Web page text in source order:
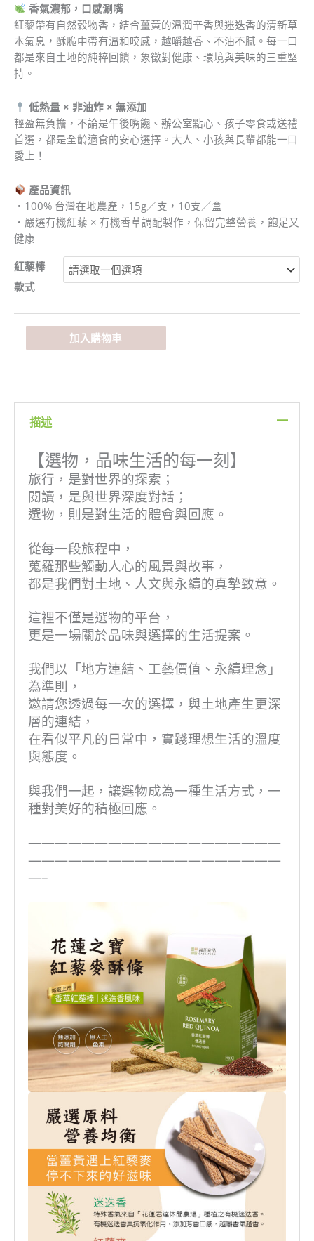
香氣濃郁，口感涮嘴
紅藜帶有自然穀物香，結合薑黃的溫潤辛香與迷迭香的清新草
本氣息，酥脆中帶有溫和咬感，越嚼越香、不油不膩。每一口
都是來自土地的純粹回饋，象徵對健康、環境與美味的三重堅
持。
低熱量 × 非油炸 × 無添加
輕盈無負擔，不論是午後嘴饞、辦公室點心、孩子零食或送禮
首選，都是全齡適食的安心選擇。大人、小孩與長輩都能一口
愛上！
產品資訊
・100% 台灣在地農產，15g／支，10支／盒
・嚴選有機紅藜 × 有機香草調配製作，保留完整營養，飽足又
健康
紅藜棒
款式
入
組
（免
運
費）
量
加入購物車
描述
【選物，品味生活的每一刻】
旅行，是對世界的探索；
閱讀，是與世界深度對話；
選物，則是對生活的體會與回應。
從每一段旅程中，
蒐羅那些觸動人心的風景與故事，
都是我們對土地、人文與永續的真摯致意。
這裡不僅是選物的平台，
更是一場關於品味與選擇的生活提案。
我們以「地方連結、工藝價值、永續理念」
為準則，
邀請您透過每一次的選擇，與土地產生更深
層的連結，
在看似平凡的日常中，實踐理想生活的溫度
與態度。
與我們一起，讓選物成為一種生活方式，一
種對美好的積極回應。
———————————————————
———————————————————
—–